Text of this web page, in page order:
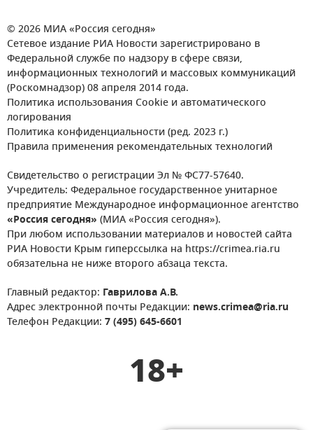
© 2026 МИА «Россия сегодня»
Сетевое издание РИА Новости зарегистрировано в
Федеральной службе по надзору в сфере связи,
информационных технологий и массовых коммуникаций
(Роскомнадзор) 08 апреля 2014 года.
Политика использования Cookie и автоматического
логирования
Политика конфиденциальности (ред. 2023 г.)
Правила применения рекомендательных технологий
Свидетельство о регистрации Эл № ФС77-57640.
Учредитель: Федеральное государственное унитарное
предприятие Международное информационное агентство
«Россия сегодня» (МИА «Россия сегодня»).
При любом использовании материалов и новостей сайта
РИА Новости Крым гиперссылка на https://crimea.ria.ru
обязательна не ниже второго абзаца текста.
Главный редактор: Гаврилова А.В.
Адрес электронной почты Редакции: news.crimea@ria.ru
Телефон Редакции: 7 (495) 645-6601
18+